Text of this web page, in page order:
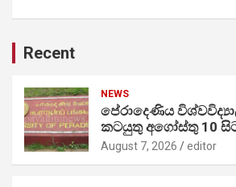
Recent
NEWS
පේරාදෙණිය
කටයුතු අගෝස්තු 10
August 7, 2026 editor